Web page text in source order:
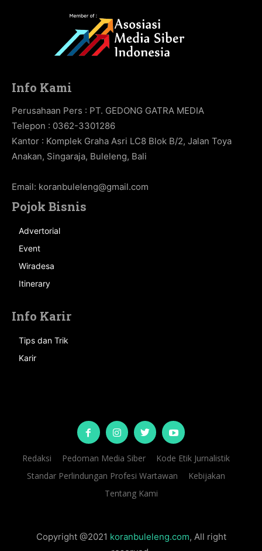
Info Kami
Perusahaan Pers : PT. GEDONG GATRA MEDIA
Telepon : 0362-3301286
Kantor : Komplek Graha Asri LC8 Blok B/2, Jalan Toya
Anakan, Singaraja, Buleleng, Bali
Email: koranbuleleng@gmail.com
Pojok Bisnis
Advertorial
Event
Wiradesa
Itinerary
Info Karir
Tips dan Trik
Karir
Redaksi Pedoman Media Siber
Kode Etik Jurnalistik
Standar Perlindungan Profesi Wartawan
Kebijakan
Tentang Kami
Copyright @2021 koranbuleleng.com, All right